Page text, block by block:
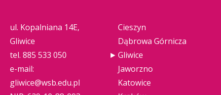
ul. Kopalniana 14E,
Gliwice
tel. 885 533 050
e-mail:
gliwice@wsb.edu.pl
Cieszyn
Dąbrowa Górnicza
Gliwice
Jaworzno
Katowice